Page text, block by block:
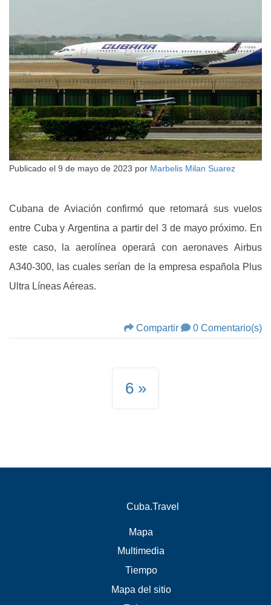
Publicado el 9 de mayo de 2023 por Marbelis Milan Suarez
Cubana de Aviación confirmó que retomará sus vuelos
entre Cuba y Argentina a partir del 3 de mayo próximo. En
este caso, la aerolínea operará con aeronaves Airbus
A340-300, las cuales serían de la empresa española Plus
Ultra Líneas Aéreas.
Compartir 0 Comentario(s)
6
Cuba.Travel
Mapa
Multimedia
Tiempo
Mapa del sitio